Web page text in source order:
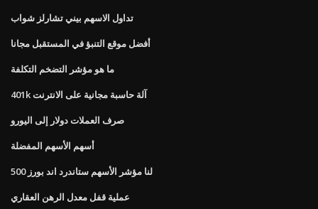
تداول الاسهم بيني تشارلز شواب
أفضل موقع التنبؤ في المستقبل مجانا
ما هو مؤشر التضخم التكلفة
401k آلة حاسبة مجانية على الانترنت
صرف العملات دولار إلى اليورو
أسهم الأسهم المفضلة
لنا مؤشر الأسهم ستاندرد اند بورز 500
عملية قفل معدل الرهن العقاري